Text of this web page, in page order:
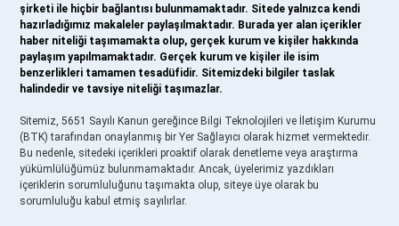
şirketi ile hiçbir bağlantısı bulunmamaktadır. Sitede yalnızca kendi
hazırladığımız makaleler paylaşılmaktadır. Burada yer alan içerikler
haber niteliği taşımamakta olup, gerçek kurum ve kişiler hakkında
paylaşım yapılmamaktadır. Gerçek kurum ve kişiler ile isim
benzerlikleri tamamen tesadüfidir. Sitemizdeki bilgiler taslak
halindedir ve tavsiye niteliği taşımazlar.
Sitemiz, 5651 Sayılı Kanun gereğince Bilgi Teknolojileri ve İletişim Kurumu
(BTK) tarafından onaylanmış bir Yer Sağlayıcı olarak hizmet vermektedir.
Bu nedenle, sitedeki içerikleri proaktif olarak denetleme veya araştırma
yükümlülüğümüz bulunmamaktadır. Ancak, üyelerimiz yazdıkları
içeriklerin sorumluluğunu taşımakta olup, siteye üye olarak bu
sorumluluğu kabul etmiş sayılırlar.